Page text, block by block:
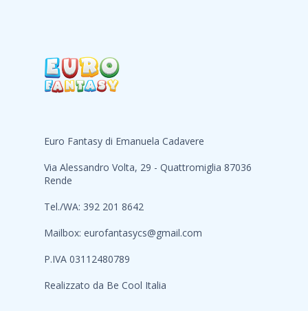
Euro Fantasy di Emanuela Cadavere
Via Alessandro Volta, 29 - Quattromiglia 87036
Rende
Tel./WA: 392 201 8642
Mailbox: eurofantasycs@gmail.com
P.IVA 03112480789
Realizzato da Be Cool Italia